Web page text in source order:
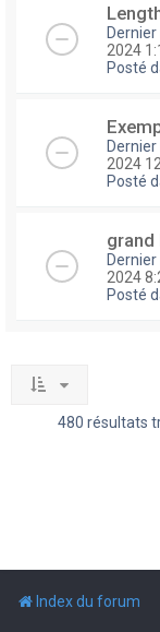
2024
Posté
2024
Posté
grand
2024
Posté
480 résultats
Index du forum